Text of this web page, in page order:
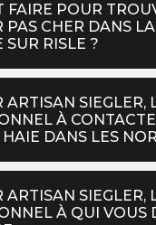
FAIRE POUR
PAS CHER DANS
SUR RISLE ?
ARTISAN SIEGLER,
À
DANS LES
ARTISAN SIEGLER,
À QUI VOUS